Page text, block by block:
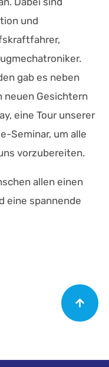
und
gab es neben
neuen Gesichtern
eine Tour unserer
Seminar, um alle
vorzubereiten.
allen einen
eine spannende